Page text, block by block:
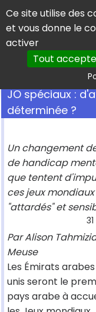
Panneau de gestion
Ce site utilise des
et vous donne le
activer
Tout
JO spéciaux :
déterminée ?
Un changement
de handicap
que tentent
ces jeux mondiaux
"attardés" et
Par Alison
Meuse
Les Émirats arabes
unis seront le
pays arabe à